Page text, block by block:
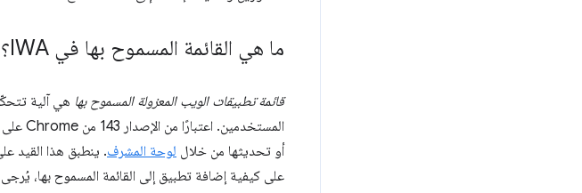
ما هي القائمة المسموح بها في IWA؟
قائمة تطبيقات الويب المعزولة المسموح بها هي آلية
أو تحديثها من خلال لوحة المشرف. ينطبق هذا القيد
على كيفية إضافة تطبيق إلى القائمة المسموح بها، يُرجى